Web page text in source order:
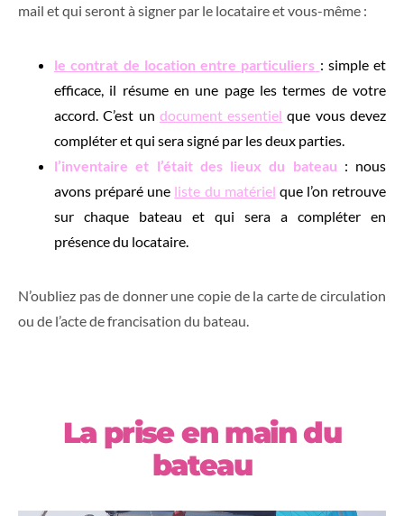
mail et qui seront à signer par le locataire et vous-même :
le contrat de location entre particuliers : simple et
efficace, il résume en une page les termes de votre
accord. C’est un document essentiel que vous devez
compléter et qui sera signé par les deux parties.
l’inventaire et l’était des lieux du bateau : nous
avons préparé une liste du matériel que l’on retrouve
sur chaque bateau et qui sera a compléter en
présence du locataire.
N’oubliez pas de donner une copie de la carte de circulation
ou de l’acte de francisation du bateau.
La prise en main du
bateau